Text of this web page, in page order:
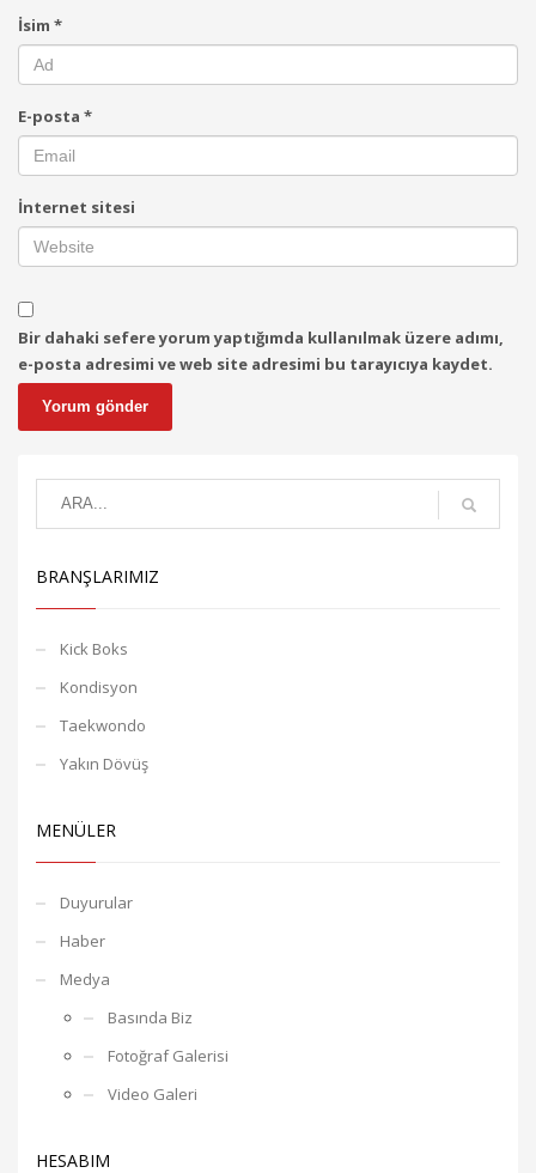
İsim *
E-posta *
İnternet sitesi
Bir dahaki sefere yorum yaptığımda kullanılmak üzere adımı,
e-posta adresimi ve web site adresimi bu tarayıcıya kaydet.
BRANŞLARIMIZ
Kick Boks
Kondisyon
Taekwondo
Yakın Dövüş
MENÜLER
Duyurular
Haber
Medya
Basında Biz
Fotoğraf Galerisi
Video Galeri
HESABIM